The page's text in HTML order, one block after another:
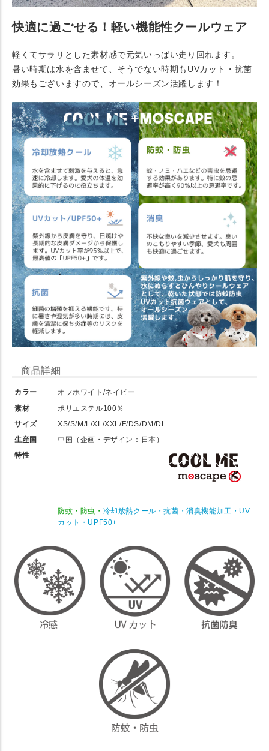
快適に過ごせる！軽い機能性クールウェア
軽くてサラリとした素材感で元気いっぱい走り回れます。
暑い時期は水を含ませて、そうでない時期もUVカット・抗菌
効果もございますので、オールシーズン活躍します！
商品詳細
カラー
オフホワイト/ネイビー
素材
ポリエステル100％
サイズ
XS/S/M/L/XL/XXL/F/DS/DM/DL
生産国
中国（企画・デザイン：日本）
特性
防蚊・防虫・ 冷却放熱クール・抗菌・消臭機能加工・UV
カット・UPF50+